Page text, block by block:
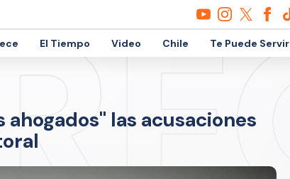
El Tiempo Video Chile Te Puede Servir
las acusaciones